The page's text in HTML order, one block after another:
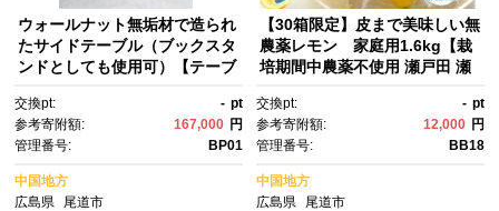
ウォールナット無垢材で造られ
たサイドテーブル（ブックスタ
ンドとしても使用可）【テーブ
め 広島県 尾道市】
交換pt: - pt
参考寄附額:
167,000 円
管理番号:
BP01
中国地方
広島県
尾道市
【30箱限定】皮まで美味しい無
農薬レモン 家庭用1.6kg【栽
培期間中農薬不使用 瀬戸田 瀬
ン フルーツ 柑橘 シトラス 有
機肥料 防腐剤不使用 レモネー
ド 尾道市 広島】
交換pt: - pt
参考寄附額:
12,000 円
管理番号:
BB18
中国地方
広島県
尾道市